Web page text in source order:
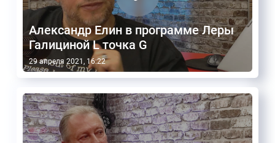
Александр Елин в программе Леры
Галициной L точка G
29 апреля 2021, 16:22